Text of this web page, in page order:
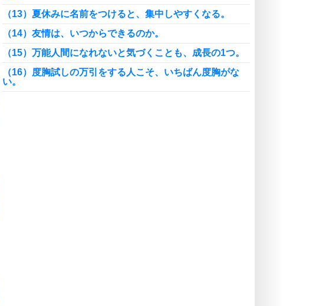
（13）夏休みに名前をつけると、集中しやすくなる。
（14）友情は、いつからできるのか。
（15）万能人間になれないと気づくことも、成長の1つ。
（16）度胸試しの万引をする人こそ、いちばん度胸がな
い。